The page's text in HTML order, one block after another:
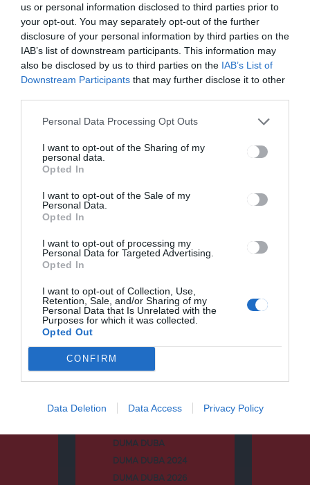
us or personal information disclosed to third parties prior to
your opt-out. You may separately opt-out of the further
disclosure of your personal information by third parties on the
IAB’s list of downstream participants. This information may
also be disclosed by us to third parties on the IAB’s List of
Downstream Participants that may further disclose it to other
Personal Data Processing Opt Outs
I want to opt-out of the Sharing of my
personal data.
Opted In
I want to opt-out of the Sale of my
Personal Data.
Opted In
I want to opt-out of processing my
Personal Data for Targeted Advertising.
Opted In
I want to opt-out of Collection, Use,
Retention, Sale, and/or Sharing of my
Personal Data that Is Unrelated with the
Purposes for which it was collected.
Opted Out
CONFIRM
Data Deletion Data Access Privacy Policy
CSÍKSZÉK GYERGYÓSZÉK
MAROSSZÉK,UDVARHELYSZÉK
A kártyák már érkeznek,
rövidesen pedig a prémiumok
Keresés
Keresés:
Kategóriák
DUMA DUBA
DUMA DUBA 2024
DUMA DUBA 2026